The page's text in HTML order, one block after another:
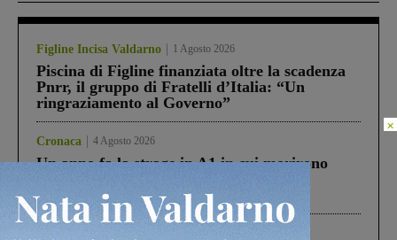
Figline Incisa Valdarno 1 Agosto 2026
Piscina di Figline finanziata oltre la scadenza
Pnrr, il gruppo di Fratelli d’Italia: “Un
ringraziamento al Governo”
Cronaca 4 Agosto 2026
Un anno fa la strage in A1 in cui morirono
processo, lo stop ai sorpassi fra tir....
Cronaca 3 Agosto 2026
×